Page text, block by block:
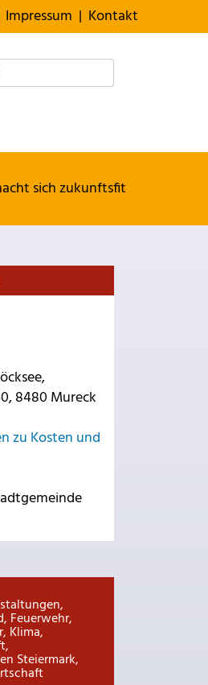
Impressum | Kontakt
sich zukunftsfit
8480 Mureck
zu Kosten und
Feuerwehr,
Klima,
Steiermark,